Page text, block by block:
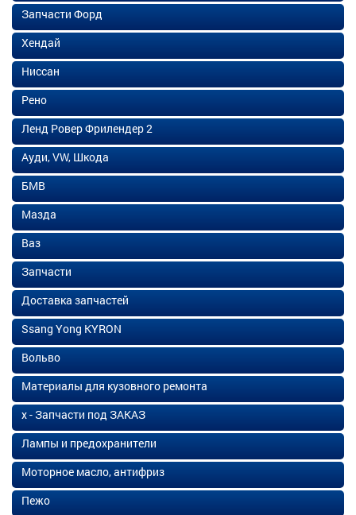
Запчасти Форд
Хендай
Ниссан
Рено
Ленд Ровер Фрилендер 2
Ауди, VW, Шкода
БМВ
Мазда
Ваз
Запчасти
Доставка запчастей
Ssang Yong KYRON
Вольво
Материалы для кузовного ремонта
х - Запчасти под ЗАКАЗ
Лампы и предохранители
Моторное масло, антифриз
Пежо